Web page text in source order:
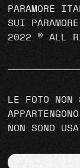
PARAMORE
SUI
2022 © ALL
LE FOTO NON
NON SONO